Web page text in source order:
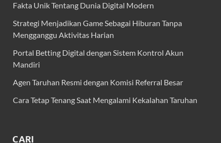
Fakta Unik Tentang Dunia Digital Modern
Strategi Menjadikan Game Sebagai Hiburan Tanpa
Mengganggu Aktivitas Harian
Portal Betting Digital dengan Sistem Kontrol Akun
Mandiri
Agen Taruhan Resmi dengan Komisi Referral Besar
Cara Tetap Tenang Saat Mengalami Kekalahan Taruhan
CARI